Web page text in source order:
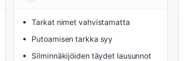
Tarkat nimet vahvistamatta
Putoamisen tarkka syy
Silminnäkijöiden täydet lausunnot